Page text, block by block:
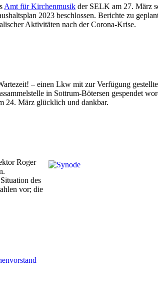
Amt für Kirchenmusik der SELK am 27. März
2023 beschlossen. Berichte zu
Aktivitäten nach der Corona-Krise.
– einen Lkw mit zur Verfügung
in Sottrum-Bötersen gespendet
24. März glücklich und dankbar.
Roger
des
vor; die